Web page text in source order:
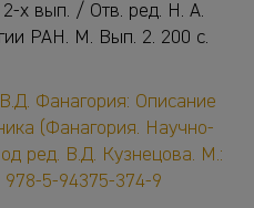
х вып. / Отв. ред. Н. А.
РАН. М. Вып. 2. 200 c.
Фанагория: Описание
(Фанагория. Научно-
ред. В.Д. Кузнецова. М.:
5-94375-374-9